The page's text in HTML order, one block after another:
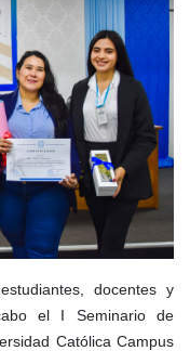
docentes y
el I Seminario de
Católica Campus